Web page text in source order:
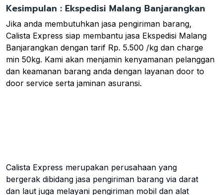
Kesimpulan : Ekspedisi Malang Banjarangkan
Jika anda membutuhkan jasa pengiriman barang,
Calista Express siap membantu jasa Ekspedisi Malang
Banjarangkan dengan tarif Rp. 5.500 /kg dan charge
min 50kg. Kami akan menjamin kenyamanan pelanggan
dan keamanan barang anda dengan layanan door to
door service serta jaminan asuransi.
Calista Express merupakan perusahaan yang
bergerak dibidang jasa pengiriman barang via darat
dan laut juga melayani pengiriman mobil dan alat